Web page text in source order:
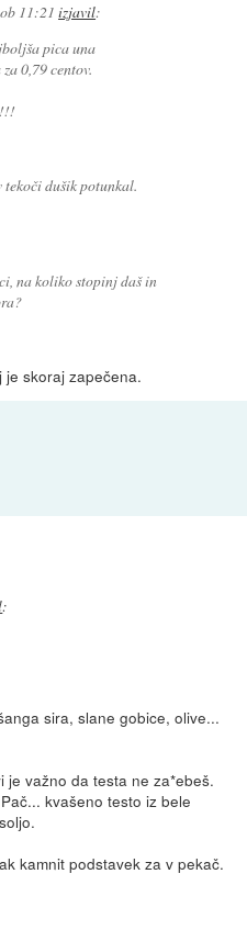
11:21 izjavil:
pica una
0,79 centov.
dušik potunkal.
na koliko stopinj daš in
je skoraj zapečena.
:
sira, slane gobice, olive...
je važno da testa ne za*ebeš.
kvašeno testo iz bele
kamnit podstavek za v pekač.